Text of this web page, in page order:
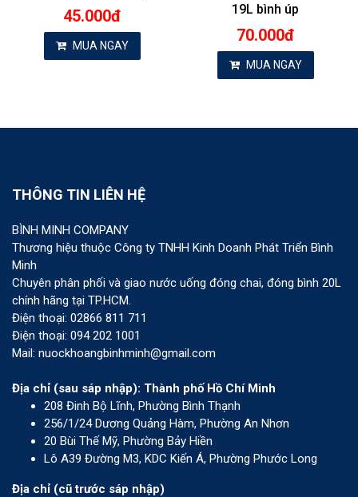
45.000đ
MUA NGAY
19L bình úp
70.000đ
MUA NGAY
THÔNG TIN LIÊN HỆ
BÌNH MINH COMPANY
Thương hiệu thuộc Công ty TNHH Kinh Doanh Phát Triển Bình
Minh
Chuyên phân phối và giao nước uống đóng chai, đóng bình 20L
chính hãng tại TP.HCM.
Điện thoại: 02866 811 711
Điện thoại: 094 202 1001
Mail: nuockhoangbinhminh@gmail.com
Địa chỉ (sau sáp nhập): Thành phố Hồ Chí Minh
208 Đinh Bộ Lĩnh, Phường Bình Thạnh
256/1/24 Dương Quảng Hàm, Phường An Nhơn
20 Bùi Thế Mỹ, Phường Bảy Hiền
Lô A39 Đường M3, KDC Kiến Á, Phường Phước Long
Địa chỉ (cũ trước sáp nhập)